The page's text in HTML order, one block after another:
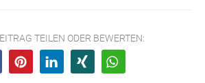
TEILEN ODER BEWERTEN: